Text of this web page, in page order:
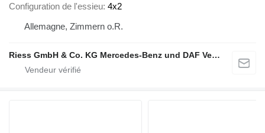
Configuration de l'essieu 4x2
Allemagne, Zimmern o.R.
Riess GmbH & Co. KG Mercedes-Benz und DAF Vertragspartner